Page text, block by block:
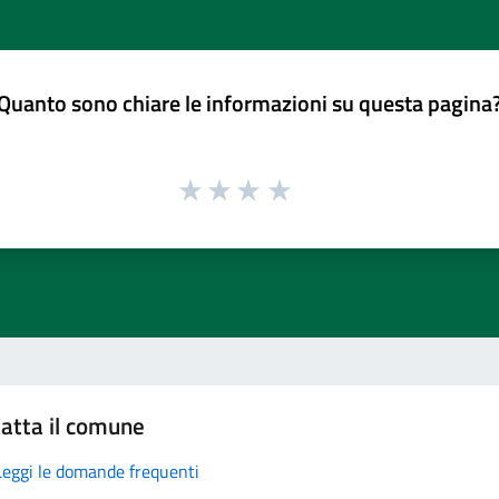
sono chiare le informazioni su questa
il comune
le domande frequenti